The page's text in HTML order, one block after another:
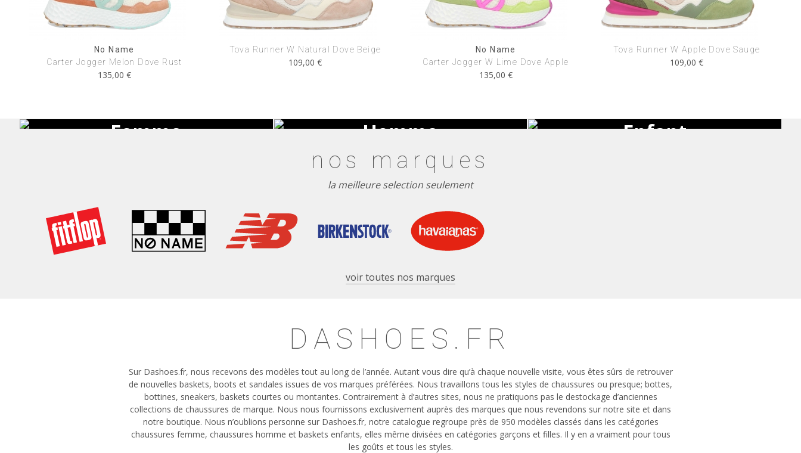
No Name
Carter Jogger Melon Dove Rust
135,00 €
Tova Runner W Natural Dove Beige
109,00 €
No Name
Carter Jogger W Lime Dove Apple
135,00 €
Tova Runner W Apple Dove Sauge
109,00 €
Femme Homme Enfant
nos marques
la meilleure selection seulement
voir toutes nos marques
DASHOES.FR
Sur Dashoes.fr, nous recevons des modèles tout au long de l’année. Autant vous dire qu’à chaque nouvelle visite, vous êtes sûrs de retrouver
de nouvelles baskets, boots et sandales issues de vos marques préférées. Nous travaillons tous les styles de chaussures ou presque; bottes,
bottines, sneakers, baskets courtes ou montantes. Contrairement à d’autres sites, nous ne pratiquons pas le destockage d’anciennes
collections de chaussures de marque. Nous nous fournissons exclusivement auprès des marques que nous revendons sur notre site et dans
notre boutique. Nous n’oublions personne sur Dashoes.fr, notre catalogue regroupe près de 950 modèles classés dans les catégories
chaussures femme, chaussures homme et baskets enfants, elles même divisées en catégories garçons et filles. Il y en a vraiment pour tous
les goûts et tous les styles.